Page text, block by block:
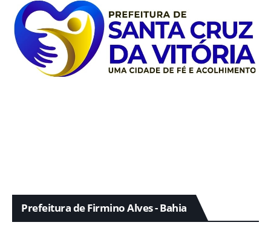
Prefeitura de Firmino Alves - Bahia